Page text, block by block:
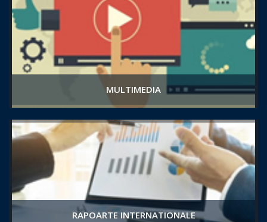
MULTIMEDIA
RAPOARTE INTERNATIONALE